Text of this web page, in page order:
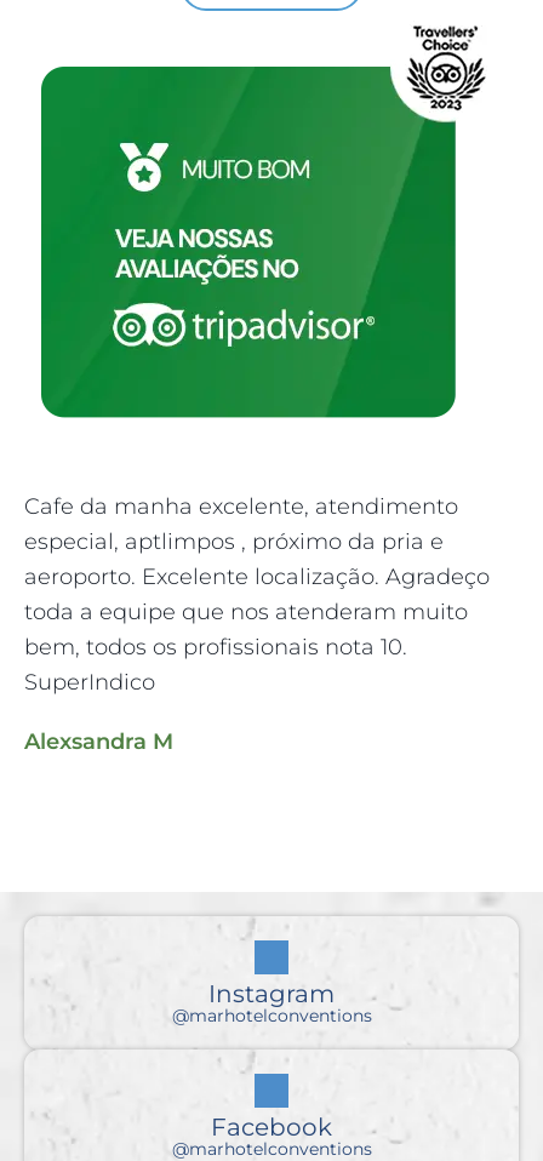
Cafe da manha excelente, atendimento
especial, aptlimpos , próximo da pria e
aeroporto. Excelente localização. Agradeço
toda a equipe que nos atenderam muito
bem, todos os profissionais nota 10.
SuperIndico
Alexsandra M
Instagram
@marhotelconventions
Facebook
@marhotelconventions